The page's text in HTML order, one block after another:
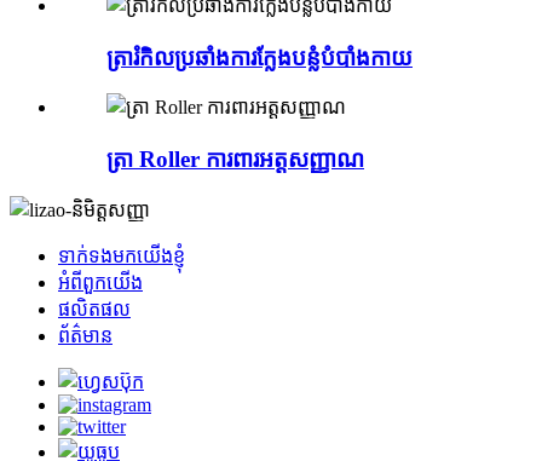
ត្រារំកិលប្រឆាំងការក្លែងបន្លំបំបាំងកាយ
ត្រា Roller ការពារអត្តសញ្ញាណ
ទាក់ទងមកយើងខ្ញុំ
អំពីពួកយើង
ផលិតផល
ព័ត៌មាន